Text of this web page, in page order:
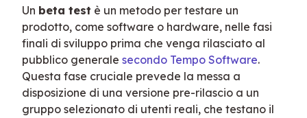
Un beta test è un metodo per testare un
prodotto, come software o hardware, nelle fasi
finali di sviluppo prima che venga rilasciato al
pubblico generale secondo Tempo Software.
Questa fase cruciale prevede la messa a
disposizione di una versione pre-rilascio a un
gruppo selezionato di utenti reali, che testano il